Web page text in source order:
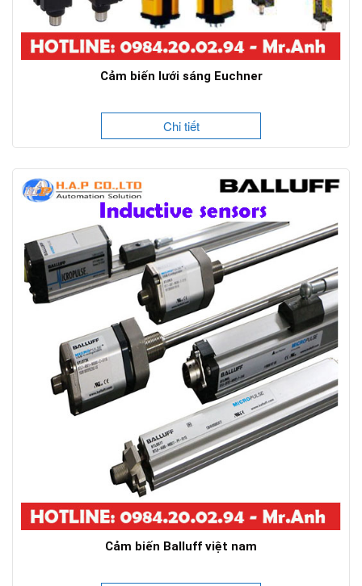
Cảm biến lưới sáng Euchner
Chi tiết
Cảm biến Balluff việt nam